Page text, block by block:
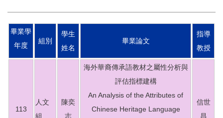
修業相關規定
學生事務
招生資訊
畢業學
年度
組別
學生
姓名
畢業論文
指導
教授
113
人文
組
陳奕
志
海外華裔傳承語教材之屬性分析與
評估指標建構
An Analysis of the Attributes of
Chinese Heritage Language
信世
昌